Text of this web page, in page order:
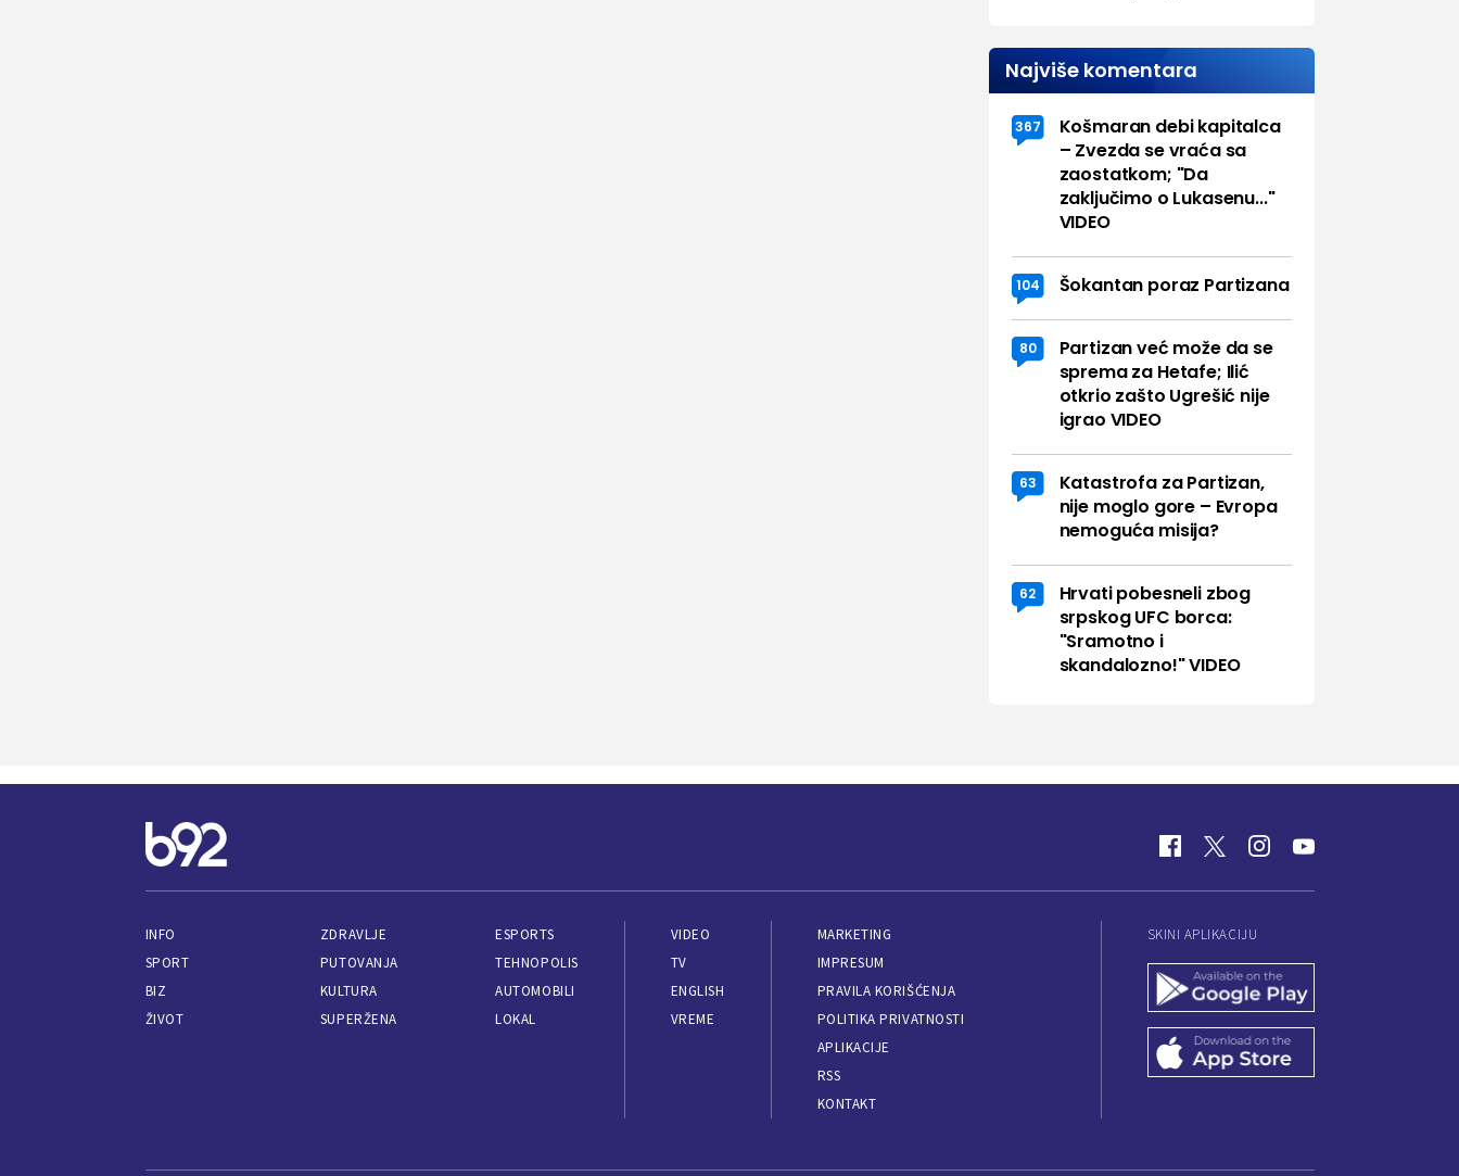
Najviše komentara
367
Košmaran debi kapitalca
– Zvezda se vraća sa
zaostatkom; "Da
zaključimo o Lukasenu..."
VIDEO
104 Šokantan poraz Partizana
80
Partizan već može da se
sprema za Hetafe; Ilić
otkrio zašto Ugrešić nije
igrao VIDEO
63
Katastrofa za Partizan,
nije moglo gore – Evropa
nemoguća misija?
62
Hrvati pobesneli zbog
srpskog UFC borca:
"Sramotno i
skandalozno!" VIDEO
INFO
SPORT
BIZ
ŽIVOT
ZDRAVLJE
PUTOVANJA
KULTURA
SUPERŽENA
ESPORTS
TEHNOPOLIS
AUTOMOBILI
LOKAL
VIDEO
TV
ENGLISH
VREME
MARKETING
IMPRESUM
PRAVILA KORIŠĆENJA
POLITIKA PRIVATNOSTI
APLIKACIJE
RSS
KONTAKT
SKINI APLIKACIJU